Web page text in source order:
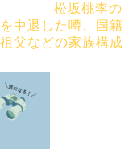
松坂桃李の
中退した噂、国籍
父などの家族構成